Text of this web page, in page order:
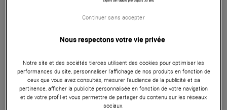
Nous respectons votre vie privée
Notre site et des sociétés tierces utilisent des cookies pour optimiser les
performances du site, personnaliser l’affichage de nos produits en fonction de
ceux que vous avez consultés, mesurer l'audience de la publicité et sa
pertinence, afficher la publicité personnalisée en fonction de votre navigation
et de votre profil et vous permettre de partager du contenu sur les réseaux
sociaux.
Continuer sans accepter